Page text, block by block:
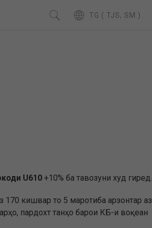
TG ( TJS, SM )
U610 +10% ба тавозуни худ гиред.
кишвар то 5 маротиба арзонтар аз
пардохт танҳо барои КБ-и воқеан